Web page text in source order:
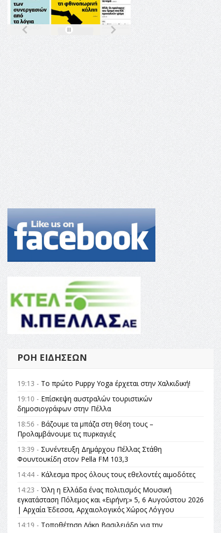
ΡΟΉ ΕΙΔΉΣΕΩΝ
19:13 - Το πρώτο Puppy Yoga έρχεται στην Χαλκιδική!
19:10 - Επίσκεψη αυστραλών τουριστικών
δημοσιογράφων στην Πέλλα
18:56 - Βάζουμε τα μπάζα στη θέση τους –
Προλαμβάνουμε τις πυρκαγιές
13:39 - Συνέντευξη Δημάρχου Πέλλας Στάθη
Φουντουκίδη στον Pella FM 103,3
14:44 - Κάλεσμα προς όλους τους εθελοντές αιμοδότες
14:23 - Όλη η Ελλάδα ένας πολιτισμός Μουσική
εγκατάσταση Πόλεμος και «Ειρήνη;» 5, 6 Αυγούστου 2026
| Αρχαία Έδεσσα, Αρχαιολογικός Χώρος Λόγγου
14:19 - Τοποθέτηση Λάκη Βασιλειάδη για την